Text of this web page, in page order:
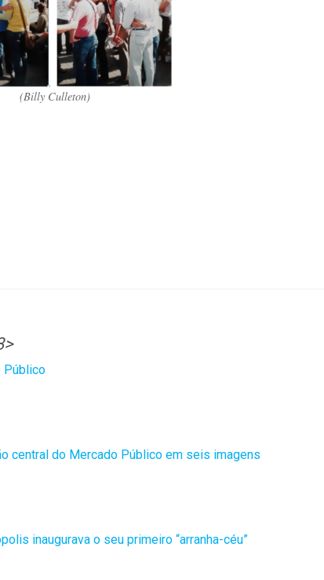
(Billy Culleton)
Público
central do Mercado Público em seis imagens
inaugurava o seu primeiro “arranha-céu”